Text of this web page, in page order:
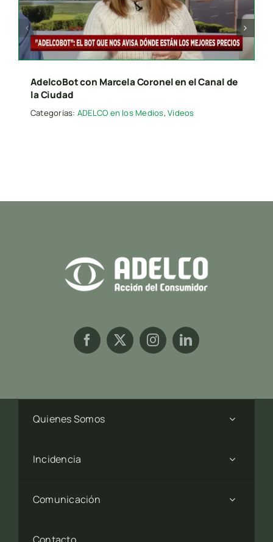
AdelcoBot con Marcela Coronel en el Canal de
la Ciudad
Categorías: ADELCO en los Medios,Videos
Quienes Somos
Incidencia
Comunicación
Presione “ESC” para salir.